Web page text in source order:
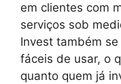
em clientes com
serviços sob
Invest também
fáceis de usar, o
quanto quem já